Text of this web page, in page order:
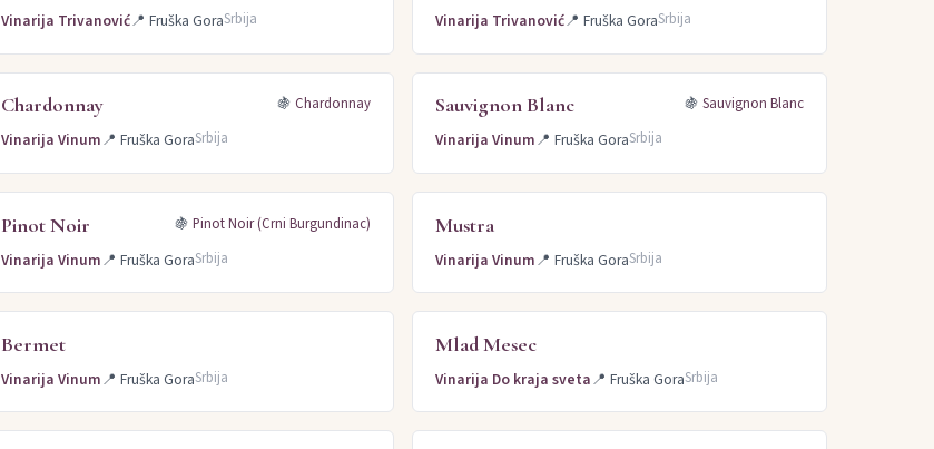
Vinarija Trivanović📍Fruška GoraSrbija Vinarija Trivanović📍 Fruška GoraSrbija
Chardonnay 🍇 Chardonnay
Vinarija Vinum📍Fruška GoraSrbija
Sauvignon Blanc 🍇 Sauvignon Blanc
Vinarija Vinum📍 Fruška GoraSrbija
Pinot Noir 🍇 Pinot Noir (Crni Burgundinac)
Vinarija Vinum📍Fruška GoraSrbija
Mustra
Vinarija Vinum📍 Fruška GoraSrbija
Bermet
Vinarija Vinum📍Fruška GoraSrbija
Mlad Mesec
Vinarija Do kraja sveta📍 Fruška GoraSrbija